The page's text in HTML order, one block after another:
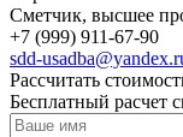
Сметчик, высшее
+7 (999) 911-67-90
sdd-
Рассчитать
Бесплатный расчет